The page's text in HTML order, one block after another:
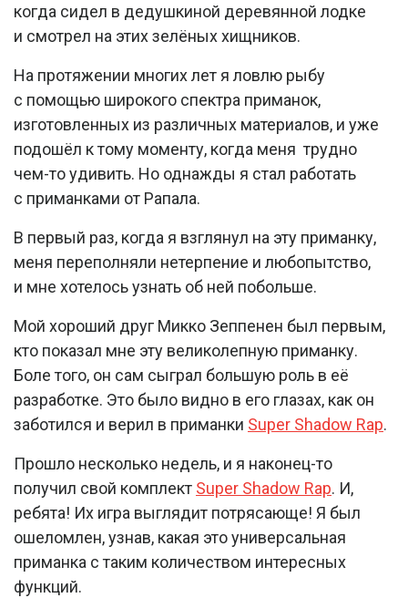
когда сидел в дедушкиной деревянной лодке
и смотрел на этих зелёных хищников.
На протяжении многих лет я ловлю рыбу
с помощью широкого спектра приманок,
изготовленных из различных материалов, и уже
подошёл к тому моменту, когда меня трудно
чем-то удивить. Но однажды я стал работать
с приманками от Рапала.
В первый раз, когда я взглянул на эту приманку,
меня переполняли нетерпение и любопытство,
и мне хотелось узнать об ней побольше.
Мой хороший друг Микко Зеппенен был первым,
кто показал мне эту великолепную приманку.
Боле того, он сам сыграл большую роль в её
разработке. Это было видно в его глазах, как он
заботился и верил в приманки Super Shadow Rap.
Прошло несколько недель, и я наконец-то
получил свой комплект Super Shadow Rap. И,
ребята! Их игра выглядит потрясающе! Я был
ошеломлен, узнав, какая это универсальная
приманка с таким количеством интересных
функций.